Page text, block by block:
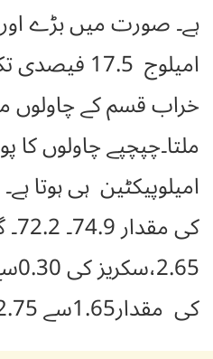
ہے۔ صورت میں بڑے
امیلوج
خراب قسم کے چاولوں
ملتا۔چپچپے چاولوں کا
امیلوپیکٹین ہی ہوتا
کی مقدار1.65سے 2.75 فیصدی ہوتی ہے۔